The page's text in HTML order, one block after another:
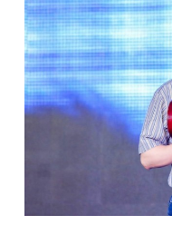
机